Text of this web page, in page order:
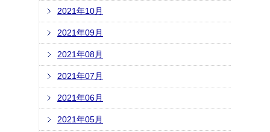
2021年10月
2021年09月
2021年08月
2021年07月
2021年06月
2021年05月